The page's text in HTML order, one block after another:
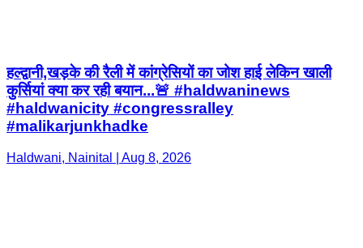
हल्द्वानी,खड़के की रैली में कांग्रेसियों का जोश हाई लेकिन खाली
कुर्सियां क्या कर रही बयान...🚨 #haldwaninews
#haldwanicity #congressralley
#malikarjunkhadke
Haldwani, Nainital | Aug 8, 2026